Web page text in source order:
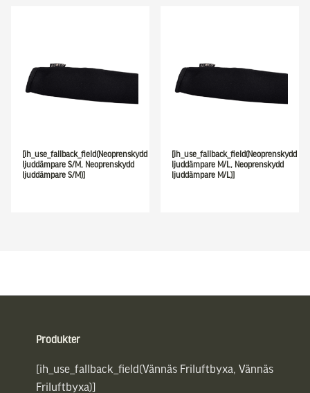
[ih_use_fallback_field(Neoprenskydd
ljuddämpare S/M, Neoprenskydd
ljuddämpare S/M)]
[ih_use_fallback_field(Neoprenskydd
ljuddämpare M/L, Neoprenskydd
ljuddämpare M/L)]
Produkter
[ih_use_fallback_field(Vännäs Friluftbyxa, Vännäs
Friluftbyxa)]